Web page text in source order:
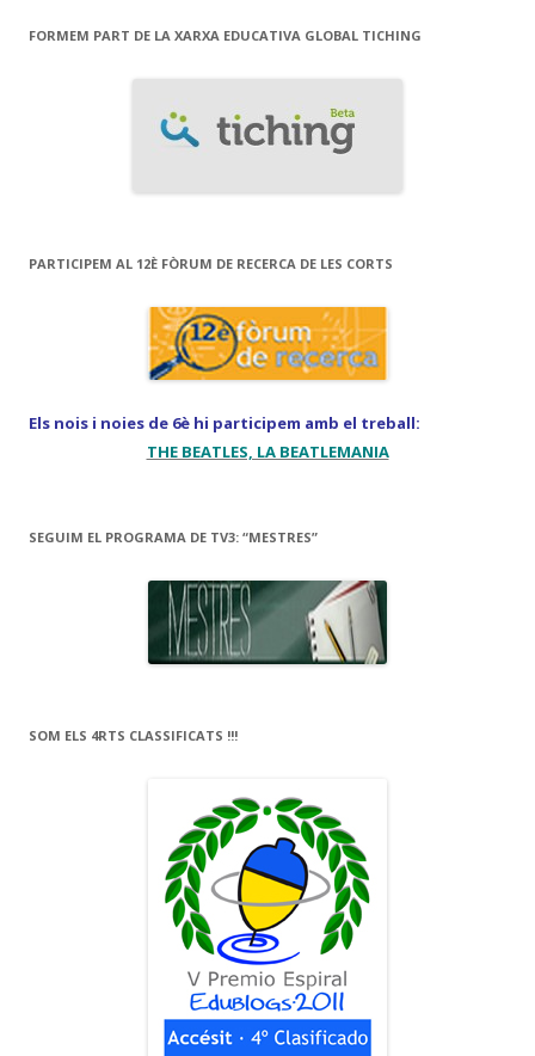
FORMEM PART DE LA XARXA EDUCATIVA GLOBAL TICHING
PARTICIPEM AL 12È FÒRUM DE RECERCA DE LES CORTS
Els nois i noies de 6è hi participem amb el treball:
THE BEATLES, LA BEATLEMANIA
SEGUIM EL PROGRAMA DE TV3: “MESTRES”
SOM ELS 4RTS CLASSIFICATS !!!